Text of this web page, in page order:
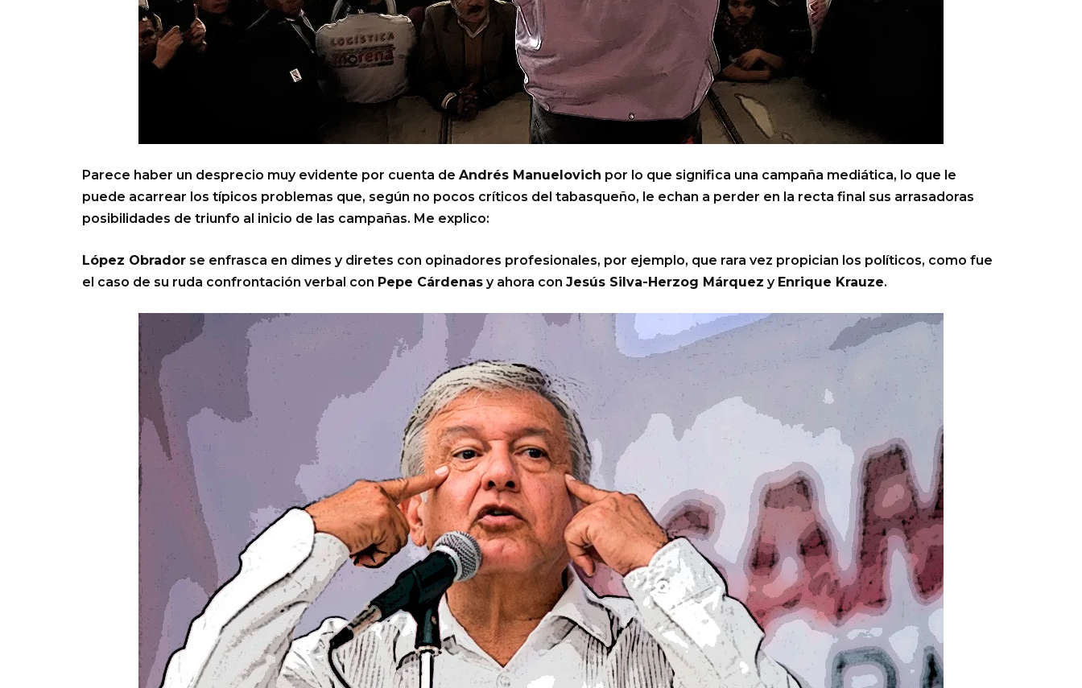
Parece haber un desprecio muy evidente por cuenta de Andrés Manuelovich por lo que significa una campaña mediática, lo que le
puede acarrear los típicos problemas que, según no pocos críticos del tabasqueño, le echan a perder en la recta final sus arrasadoras
posibilidades de triunfo al inicio de las campañas. Me explico:
López Obrador se enfrasca en dimes y diretes con opinadores profesionales, por ejemplo, que rara vez propician los políticos, como fue
el caso de su ruda confrontación verbal con Pepe Cárdenas y ahora con Jesús Silva-Herzog Márquez y Enrique Krauze.